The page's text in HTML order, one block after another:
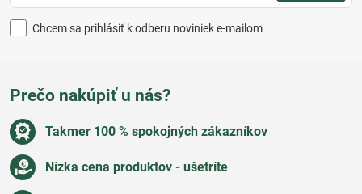
Chcem sa prihlásiť k odberu noviniek e-mailom
Prečo nakúpiť u nás?
Takmer 100 % spokojných zákazníkov
Nízka cena produktov - ušetríte